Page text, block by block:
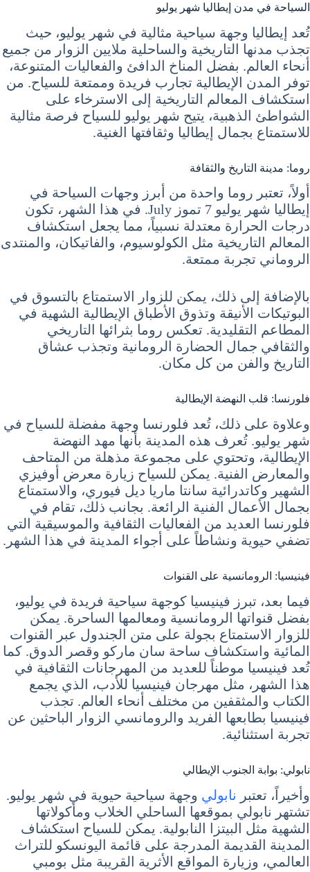
السياحة في مدن إيطاليا شهر يوليو
تُعد إيطاليا وجهة سياحية مثالية في شهر يوليو، حيث
تجذب مدنها التاريخية والساحلية ملايين الزوار من جميع
أنحاء العالم. بفضل المناخ الدافئ والفعاليات المتنوعة،
توفر المدن الإيطالية تجارب فريدة وممتعة للسياح. من
استكشاف المعالم التاريخية إلى الاسترخاء على
الشواطئ الذهبية، يتيح شهر يوليو للسياح فرصة مثالية
للاستمتاع بجمال إيطاليا وثقافتها الغنية.
روما: مدينة التاريخ والثقافة
أولاً، تعتبر روما واحدة من أبرز وجهات السياحة في
إيطاليا شهر يوليو 7 تموز July. في هذا الشهر، تكون
درجات الحرارة معتدلة نسبياً، مما يجعل استكشاف
المعالم التاريخية مثل الكولوسيوم، والفاتيكان، والمنتدى
الروماني تجربة ممتعة.
بالإضافة إلى ذلك، يمكن للزوار الاستمتاع بالتسوق في
البوتيكات الأنيقة وتذوق الأطباق الإيطالية الشهية في
المطاعم التقليدية. تعكس روما بثرائها التاريخي
والثقافي جمال الحضارة الرومانية وتجذب عشاق
التاريخ والفن من كل مكان.
فلورنسا: قلب النهضة الإيطالية
وعلاوة على ذلك، تُعد فلورنسا وجهة مفضلة للسياح في
شهر يوليو. تُعرف هذه المدينة بأنها مهد النهضة
الإيطالية، وتحتوي على مجموعة مذهلة من المتاحف
والمعارض الفنية. يمكن للسياح زيارة معرض أوفيزي
الشهير وكاتدرائية سانتا ماريا ديل فيوري، والاستمتاع
بجمال الأعمال الفنية الرائعة. بجانب ذلك، تقام في
فلورنسا العديد من الفعاليات الثقافية والموسيقية التي
تضفي حيوية ونشاطاً على أجواء المدينة في هذا الشهر.
فينيسيا: الرومانسية على القنوات
فيما بعد، تبرز فينيسيا كوجهة سياحية فريدة في يوليو،
بفضل قنواتها الرومانسية ومعالمها الساحرة. يمكن
للزوار الاستمتاع بجولة على متن الجندول عبر القنوات
المائية واستكشاف ساحة سان ماركو وقصر الدوق. كما
تُعد فينيسيا موطناً للعديد من المهرجانات الثقافية في
هذا الشهر، مثل مهرجان فينيسيا للأدب، الذي يجمع
الكتاب والمثقفين من مختلف أنحاء العالم. تجذب
فينيسيا بطابعها الفريد والرومانسي الزوار الباحثين عن
تجربة استثنائية.
نابولي: بوابة الجنوب الإيطالي
وأخيراً، تعتبر نابولي وجهة سياحية حيوية في شهر يوليو.
تشتهر نابولي بموقعها الساحلي الخلاب ومأكولاتها
الشهية مثل البيتزا النابولية. يمكن للسياح استكشاف
المدينة القديمة المدرجة على قائمة اليونسكو للتراث
العالمي، وزيارة المواقع الأثرية القريبة مثل بومبي